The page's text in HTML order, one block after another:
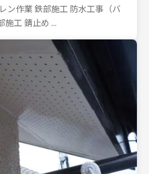
ン作業 鉄部施工 防水工事（バ
施工 錆止め ...